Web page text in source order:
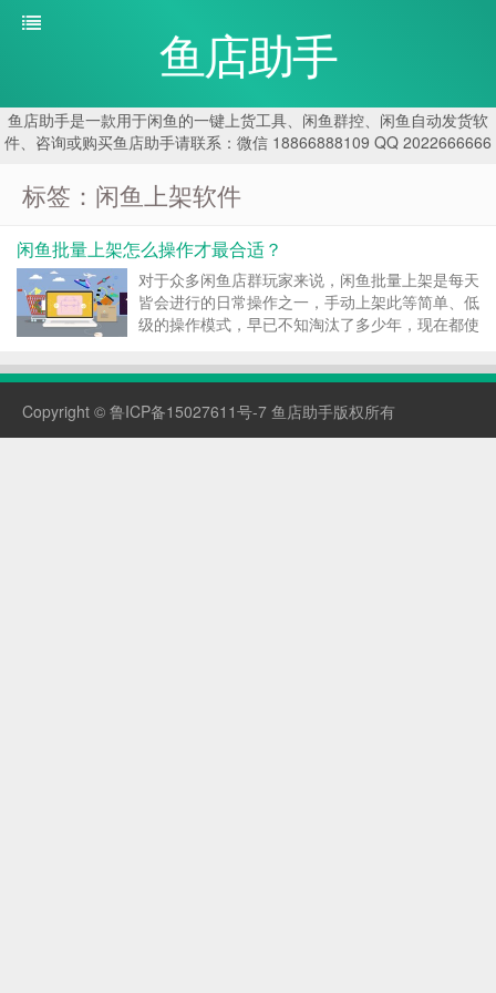
鱼店助手
鱼店助手是一款用于闲鱼的一键上货工具、闲鱼群控、闲鱼自动发货软
件、咨询或购买鱼店助手请联系：微信 18866888109 QQ 2022666666
标签：闲鱼上架软件
闲鱼批量上架怎么操作才最合适？
对于众多闲鱼店群玩家来说，闲鱼批量上架是每天
皆会进行的日常操作之一，手动上架此等简单、低
级的操作模式，早已不知淘汰了多少年，现在都使
店助手怎么更合理的上架商品呢？ 对此，鱼店助
闲鱼新号...
Copyright © 鲁ICP备15027611号-7 鱼店助手版权所有